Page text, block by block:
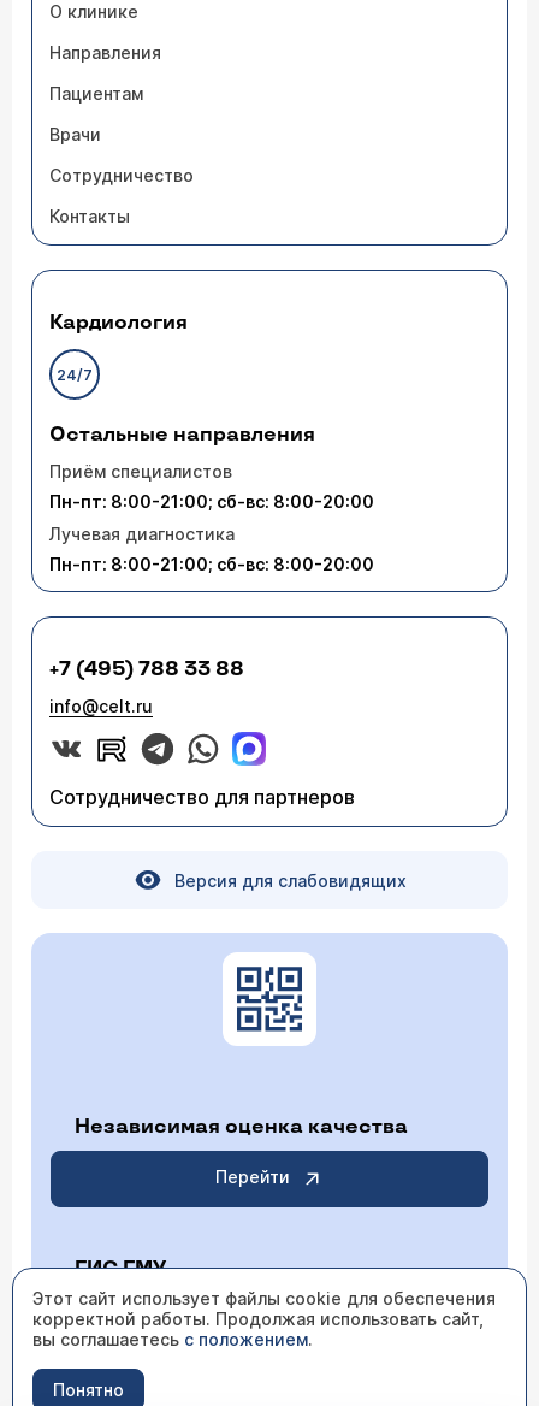
О клинике
Направления
Пациентам
Врачи
Сотрудничество
Контакты
Кардиология
24/7
Остальные направления
Приём специалистов
Пн-пт: 8:00-21:00; сб-вс: 8:00-20:00
Лучевая диагностика
Пн-пт: 8:00-21:00; сб-вс: 8:00-20:00
+7 (495) 788 33 88
info@celt.ru
Сотрудничество для партнеров
Версия для слабовидящих
Независимая оценка качества
Перейти
ГИС ГМУ
Перейти
Этот сайт использует файлы cookie для обеспечения
корректной работы. Продолжая использовать сайт,
вы соглашаетесь с положением.
Понятно